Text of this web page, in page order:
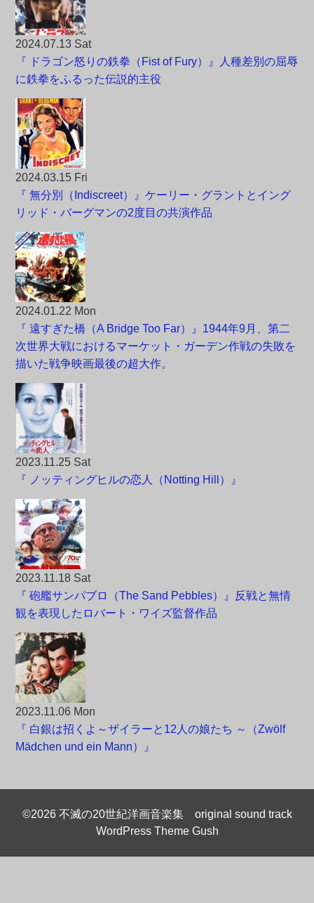
2024.07.13 Sat
『 ドラゴン怒りの鉄拳（Fist of Fury）』人種差別の屈辱
に鉄拳をふるった伝説的主役
2024.03.15 Fri
『 無分別（Indiscreet）』ケーリー・グラントとイング
リッド・バーグマンの2度目の共演作品
2024.01.22 Mon
『 遠すぎた橋（A Bridge Too Far）』1944年9月、第二
次世界大戦におけるマーケット・ガーデン作戦の失敗を
描いた戦争映画最後の超大作。
2023.11.25 Sat
『 ノッティングヒルの恋人（Notting Hill）』
2023.11.18 Sat
『 砲艦サンパブロ（The Sand Pebbles）』反戦と無情
観を表現したロバート・ワイズ監督作品
2023.11.06 Mon
『 白銀は招くよ～ザイラーと12人の娘たち ～（Zwölf
Mädchen und ein Mann）』
©2026 不滅の20世紀洋画音楽集 original sound track
WordPress Theme Gush